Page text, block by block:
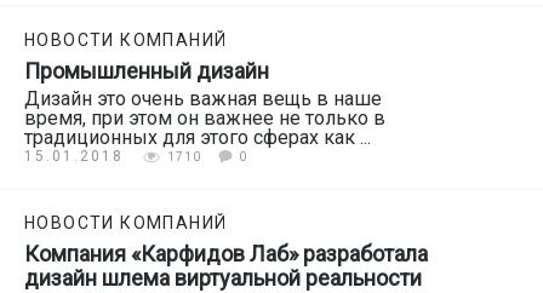
НОВОСТИ КОМПАНИЙ
15.01.2018 1710 0
Промышленный дизайн
Дизайн это очень важная вещь в наше
время, при этом он важнее не только в
традиционных для этого сферах как ...
НОВОСТИ КОМПАНИЙ
Компания «Карфидов Лаб» разработала
дизайн шлема виртуальной реальности